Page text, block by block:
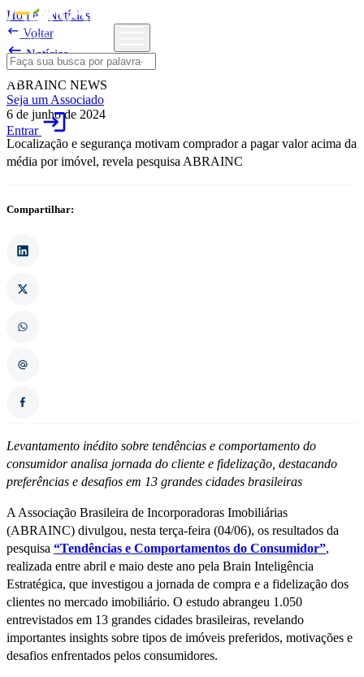
Seja um Associado
Entrarlogin
Home/Notícias
 Voltar
Notícias
ABRAINC NEWS
6 de junho de 2024
Localização e segurança motivam comprador a pagar valor acima da
média por imóvel, revela pesquisa ABRAINC
Compartilhar:
Levantamento inédito sobre tendências e comportamento do
consumidor analisa jornada do cliente e fidelização, destacando
preferências e desafios em 13 grandes cidades brasileiras
A Associação Brasileira de Incorporadoras Imobiliárias
(ABRAINC) divulgou, nesta terça-feira (04/06), os resultados da
pesquisa “Tendências e Comportamentos do Consumidor”,
realizada entre abril e maio deste ano pela Brain Inteligência
Estratégica, que investigou a jornada de compra e a fidelização dos
clientes no mercado imobiliário. O estudo abrangeu 1.050
entrevistados em 13 grandes cidades brasileiras, revelando
importantes insights sobre tipos de imóveis preferidos, motivações e
desafios enfrentados pelos consumidores.